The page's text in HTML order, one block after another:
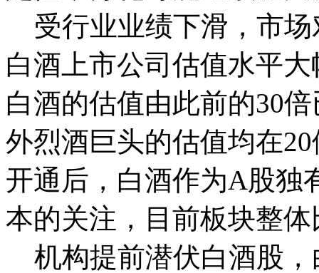
受行业业绩下滑，市场
白酒上市公司估值水平
白酒的估值由此前的30
外烈酒巨头的估值均在
开通后，白酒作为A股独
本的关注，目前板块整
机构提前潜伏白酒股，